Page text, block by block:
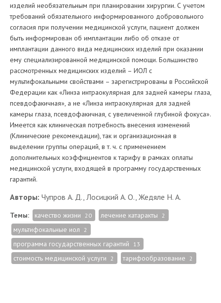
изделий необязательным при планировании хирургии. С учетом
требований обязательного информированного добровольного
согласия при получении медицинской услуги, пациент должен
быть информирован об имплантации либо об отказе от
имплантации данного вида медицинских изделий при оказании
ему специализированной медицинской помощи. Большинство
рассмотренных медицинских изделий – ИОЛ с
мультифокальными свойствами – зарегистрированы в Российской
Федерации как «Линза интраокулярная для задней камеры глаза,
псевдофакичная», а не «Линза интраокулярная для задней
камеры глаза, псевдофакичная, с увеличенной глубиной фокуса».
Имеется как клиническая потребность внесения изменений
(Клинические рекомендации), так и организационная в
выделении группы операций, в т. ч. с применением
дополнительных коэффициентов к тарифу в рамках оплаты
медицинской услуги, входящей в программу государственных
гарантий.
Авторы: Чупров А. Д., Лосицкий А. О., Жедяле Н. А.
Темы: качество жизни 20 лечение катаракты 2
мультифокальные иол 2
программа государственных гарантий 13
стоимость медицинской услуги 2 тарифообразование 2